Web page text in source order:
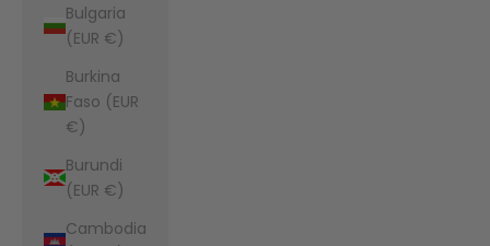
Bulgaria
(EUR €)
Burkina
Faso (EUR
€)
Burundi
(EUR €)
Cambodia